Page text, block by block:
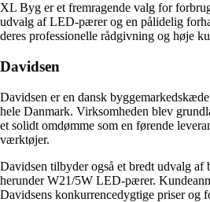
XL Byg er et fremragende valg for
udvalg af LED-pærer og en pålidelig
deres professionelle rådgivning og høje
Davidsen
Davidsen er en dansk
hele Danmark. Virksomheden blev
et solidt omdømme som en førende
værktøjer.
Davidsen tilbyder også et bredt udvalg af
herunder W21/5W LED-pærer.
Davidsens konkurrencedygtige priser og